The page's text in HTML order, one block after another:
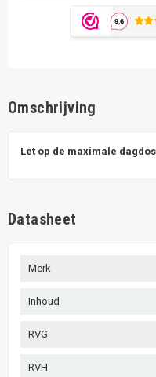
Omschrijving
Let op de maximale
Datasheet
Merk
Inhoud
RVG
RVH